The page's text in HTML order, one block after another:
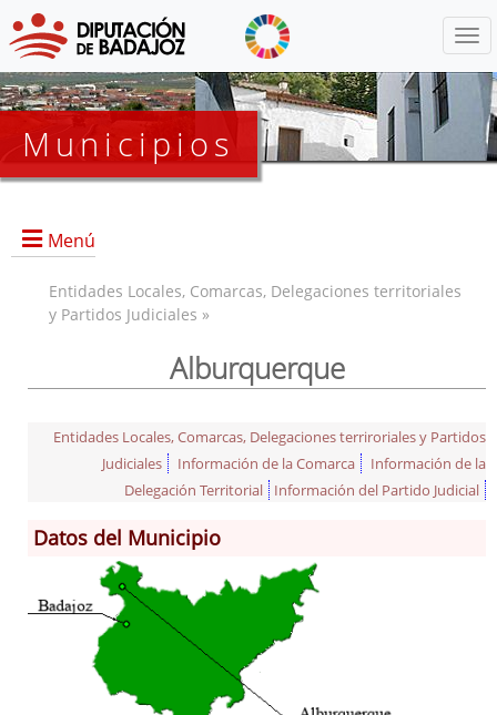
Municipios
Menú
Información General
Historia
Monumentos
Gastronomía
Entidades Locales, Comarcas, Delegaciones territoriales
y Partidos Judiciales »
Alburquerque
Entidades Locales, Comarcas, Delegaciones terriroriales y Partidos
Judiciales
Información de la Comarca
Información de la
Delegación Territorial
Información del Partido Judicial
Datos del Municipio